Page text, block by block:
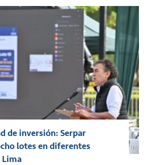
de inversión: Serpar
lotes en diferentes